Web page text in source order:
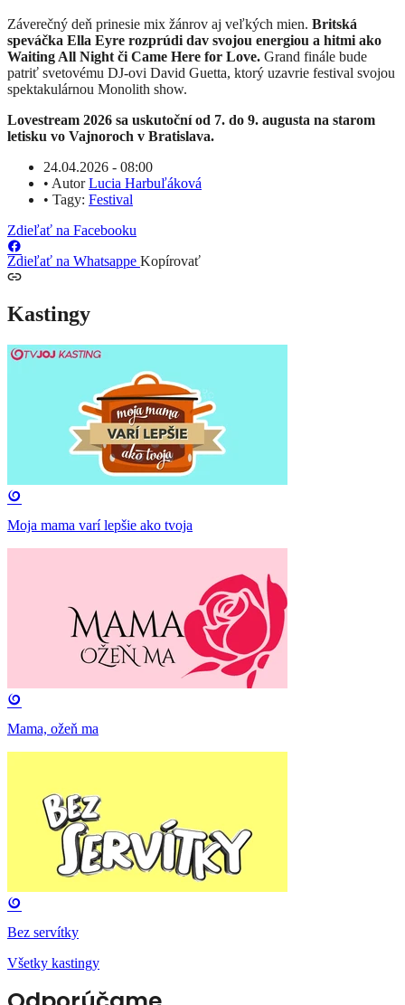
Záverečný deň prinesie mix žánrov aj veľkých mien. Britská
speváčka Ella Eyre rozprúdi dav svojou energiou a hitmi ako
Waiting All Night či Came Here for Love. Grand finále bude
patriť svetovému DJ-ovi David Guetta, ktorý uzavrie festival svojou
spektakulárnou Monolith show.
Lovestream 2026 sa uskutoční od 7. do 9. augusta na starom
letisku vo Vajnoroch v Bratislava.
24.04.2026 - 08:00
• AutorLucia Harbuľáková
• Tagy: Festival
Zdieľať na Facebooku
Zdieľať na Whatsappe Kopírovať
Kastingy
Moja mama varí lepšie ako tvoja
Mama, ožeň ma
Bez servítky
Všetky kastingy